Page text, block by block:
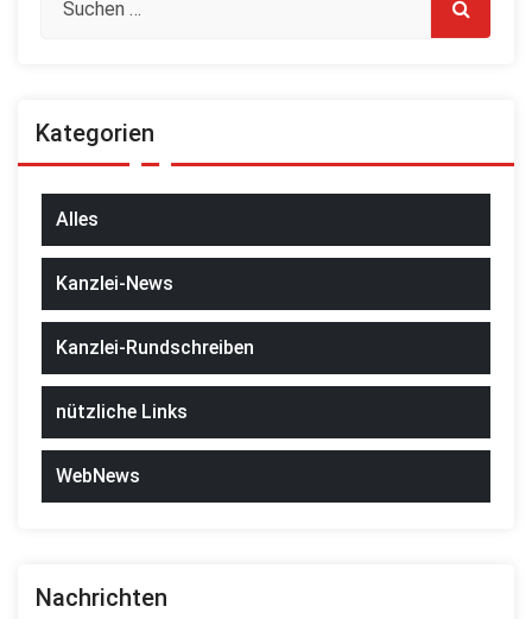
Kategorien
Alles
Kanzlei-News
Kanzlei-Rundschreiben
nützliche Links
WebNews
Nachrichten